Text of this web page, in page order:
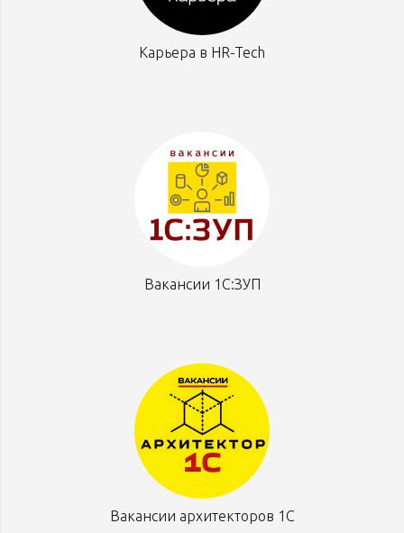
Карьера в HR-Tech
Вакансии 1С:ЗУП
Вакансии архитекторов 1С